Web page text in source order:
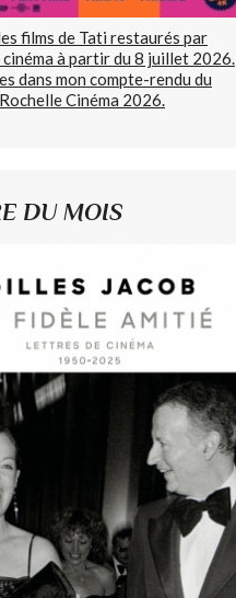
films de Tati restaurés par
à partir du 8 juillet 2026.
dans mon compte-rendu du
Cinéma 2026.
DU MOIS